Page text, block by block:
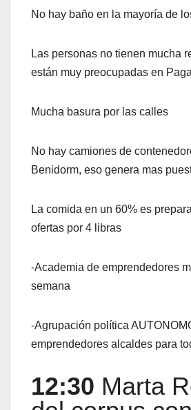
No hay baño en la mayoría de
Las personas no tienen mucha
están muy preocupadas en
Mucha basura por las calles
No hay camiones de
Benidorm, eso genera mas
La comida en un 60% es
ofertas por 4 libras
-Academia de emprendedores
semana
-Agrupación política
emprendedores alcaldes para
12:30 Marta